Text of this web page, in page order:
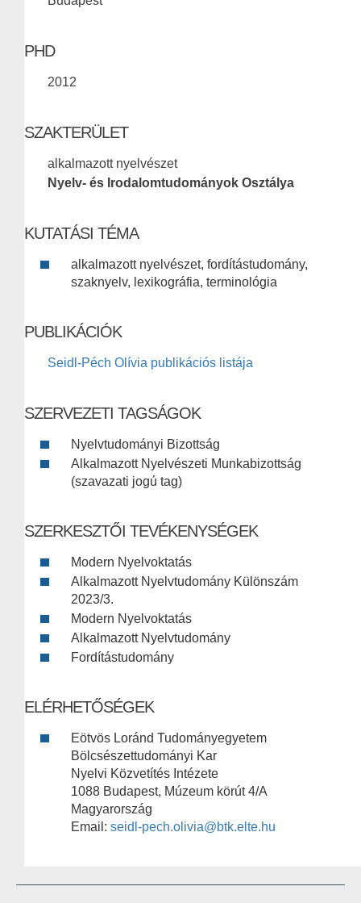
PHD
2012
SZAKTERÜLET
alkalmazott nyelvészet
Nyelv- és Irodalomtudományok Osztálya
KUTATÁSI TÉMA
alkalmazott nyelvészet, fordítástudomány,
szaknyelv, lexikográfia, terminológia
PUBLIKÁCIÓK
Seidl-Péch Olívia publikációs listája
SZERVEZETI TAGSÁGOK
Nyelvtudományi Bizottság
Alkalmazott Nyelvészeti Munkabizottság
(szavazati jogú tag)
SZERKESZTŐI TEVÉKENYSÉGEK
Modern Nyelvoktatás
Alkalmazott Nyelvtudomány Különszám
2023/3.
Modern Nyelvoktatás
Alkalmazott Nyelvtudomány
Fordítástudomány
ELÉRHETŐSÉGEK
Eötvös Loránd Tudományegyetem
Bölcsészettudományi Kar
Nyelvi Közvetítés Intézete
1088 Budapest, Múzeum körút 4/A
Magyarország
Email: seidl-pech.olivia@btk.elte.hu